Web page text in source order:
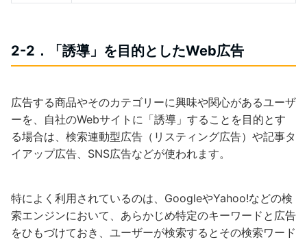
2-2．「誘導」を目的としたWeb広告
広告する商品やそのカテゴリーに興味や関心があるユーザ
ーを、自社のWebサイトに「誘導」することを目的とす
る場合は、検索連動型広告（リスティング広告）や記事タ
イアップ広告、SNS広告などが使われます。
特によく利用されているのは、GoogleやYahoo!などの検
索エンジンにおいて、あらかじめ特定のキーワードと広告
をひもづけておき、ユーザーが検索するとその検索ワード